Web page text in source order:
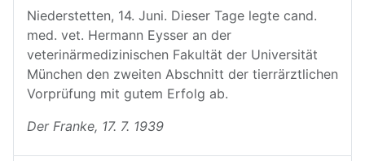
Niederstetten, 14. Juni. Dieser Tage legte cand.
med. vet. Hermann Eysser an der
veterinärmedizinischen Fakultät der Universität
München den zweiten Abschnitt der tierrärztlichen
Vorprüfung mit gutem Erfolg ab.
Der Franke, 17. 7. 1939